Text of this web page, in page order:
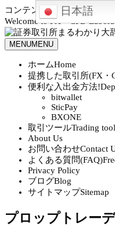
コンテンツへスキップ
Welcome to FX・CFD
MENUMENU
ホームHome
提携した取引所(FX・
便利な入出金方法!
bitwallet
SticPay
BXONE
取引ツールTrading
About Us
お問い合わせContact
よくある質問(FAQ)
Privacy Policy
ブログBlog
サイトマップSitemap
プロップトレー
日本語